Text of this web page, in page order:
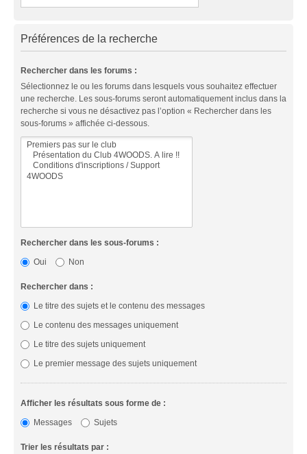
Préférences de la recherche
Rechercher dans les forums :
Sélectionnez le ou les forums dans lesquels vous souhaitez effectuer
une recherche. Les sous-forums seront automatiquement inclus dans la
recherche si vous ne désactivez pas l’option « Rechercher dans les
sous-forums » affichée ci-dessous.
Rechercher dans les sous-forums :
Oui
Non
Rechercher dans :
Le titre des sujets et le contenu des messages
Le contenu des messages uniquement
Le titre des sujets uniquement
Le premier message des sujets uniquement
Afficher les résultats sous forme de :
Messages
Sujets
Trier les résultats par :